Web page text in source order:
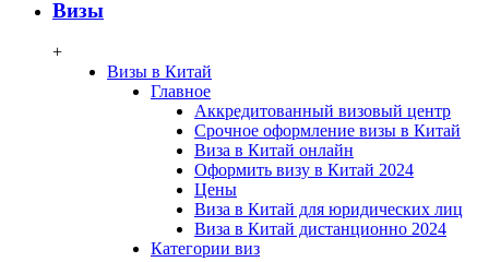
Визы
+
Визы в Китай
Главное
Аккредитованный визовый центр
Срочное оформление визы в Китай
Виза в Китай онлайн
Оформить визу в Китай 2024
Цены
Виза в Китай для юридических лиц
Виза в Китай дистанционно 2024
Категории виз